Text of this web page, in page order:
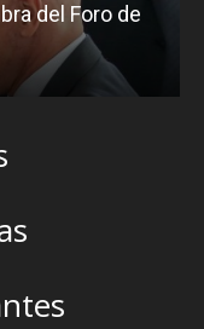
del Foro de